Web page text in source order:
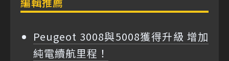
Peugeot 3008與5008獲得升級 增加
純電續航里程！